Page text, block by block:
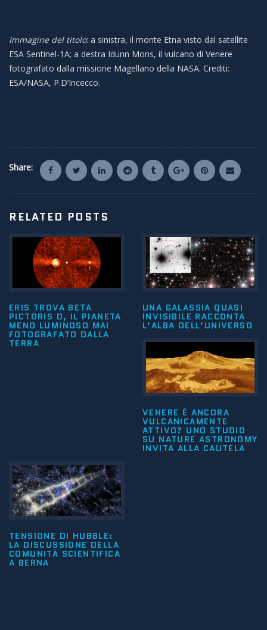
Immagine del titolo: a sinistra, il monte Etna visto dal satellite
ESA Sentinel-1A; a destra Idunn Mons, il vulcano di Venere
fotografato dalla missione Magellano della NASA. Crediti:
ESA/NASA, P.D’Incecco.
Share:
RELATED POSTS
ERIS TROVA BETA
PICTORIS D, IL PIANETA
MENO LUMINOSO MAI
FOTOGRAFATO DALLA
TERRA
UNA GALASSIA QUASI
INVISIBILE RACCONTA
L’ALBA DELL’UNIVERSO
VENERE È ANCORA
VULCANICAMENTE
ATTIVO? UNO STUDIO
SU NATURE ASTRONOMY
INVITA ALLA CAUTELA
TENSIONE DI HUBBLE:
LA DISCUSSIONE DELLA
COMUNITÀ SCIENTIFICA
A BERNA